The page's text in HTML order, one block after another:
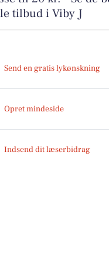
tilbud i Viby J
Send en gratis lykønskning
Opret mindeside
Indsend dit læserbidrag